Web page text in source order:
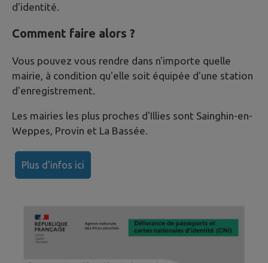
d'identité.
Comment faire alors ?
Vous pouvez vous rendre dans n'importe quelle
mairie, à condition qu'elle soit équipée d'une station
d'enregistrement.
Les mairies les plus proches d'Illies sont Sainghin-en-
Weppes, Provin et La Bassée.
Plus d'infos ici